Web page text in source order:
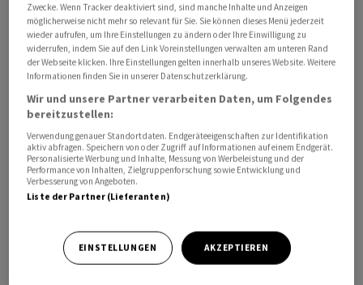
Alle angegebenen Zeiten beziehen sich auf MESZ.
Die mit «awp international» gekennzeichneten
Meldungen stammen von unserer Partneragentur dpa-
AFX Wirtschaftsnachrichten GmbH, Frankfurt am Main.
Alle Meldungen werden mit journalistischer Sorgfalt
erarbeitet. Für Verzögerungen, Irrtümer, Fehler und
Unterlassungen wird jedoch keine Haftung
übernommen. Kopien, Nachdrucke oder sonstige
Der News-Service enthält Meldungen, die mit Hilfe von
Zwecke. Wenn Tracker deaktiviert sind, sind manche Inhalte und Anzeigen
möglicherweise nicht mehr so relevant für Sie. Sie können dieses Menü jederzeit
wieder aufrufen, um Ihre Einstellungen zu ändern oder Ihre Einwilligung zu
widerrufen, indem Sie auf den Link Voreinstellungen verwalten am unteren Rand
der Webseite klicken. Ihre Einstellungen gelten innerhalb unseres Website. Weitere
Informationen finden Sie in unserer Datenschutzerklärung.
Wir und unsere Partner verarbeiten Daten, um Folgendes
bereitzustellen:
Verwendung genauer Standortdaten. Endgeräteeigenschaften zur Identifikation
aktiv abfragen. Speichern von oder Zugriff auf Informationen auf einem Endgerät.
Personalisierte Werbung und Inhalte, Messung von Werbeleistung und der
Performance von Inhalten, Zielgruppenforschung sowie Entwicklung und
Verbesserung von Angeboten.
Liste der Partner (Lieferanten)
EINSTELLUNGEN AKZEPTIEREN